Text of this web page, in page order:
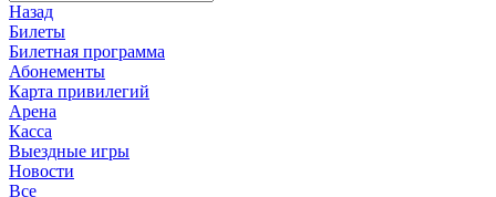
Назад
Билеты
Билетная программа
Абонементы
Карта привилегий
Арена
Касса
Выездные игры
Новости
Все